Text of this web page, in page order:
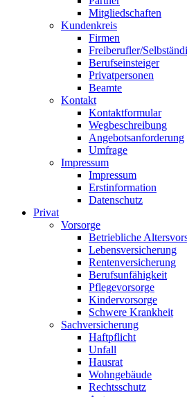
Mitgliedschaften
Kundenkreis
Firmen
Freiberufler/
Berufseinsteiger
Privatpersonen
Beamte
Kontakt
Kontaktformular
Wegbeschreibung
Angebotsanforderung
Umfrage
Impressum
Impressum
Erstinformation
Datenschutz
Privat
Vorsorge
Betriebliche
Lebensversicherung
Rentenversicherung
Berufsunfähigkeit
Pflegevorsorge
Kindervorsorge
Schwere Krankheit
Sachversicherung
Haftpflicht
Unfall
Hausrat
Wohngebäude
Rechtsschutz